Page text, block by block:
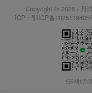
Copyright © 2026 · 丹
ICP： 鄂ICP备2025119405
扫码联系